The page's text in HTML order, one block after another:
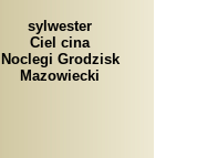
sylwester
Ciel cina
Noclegi Grodzisk
Mazowiecki